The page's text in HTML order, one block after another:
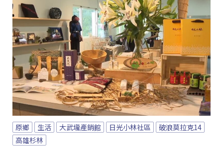
原鄉 生活 大武壠產銷館 日光小林社區
破浪莫拉克14
高雄杉林